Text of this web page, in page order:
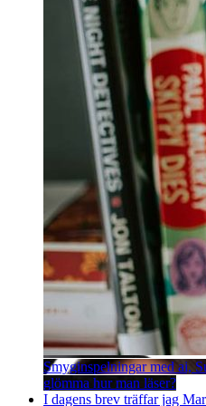
Smyginspelningar med ai,
glömma hur man läser?
I dagens brev träffar jag